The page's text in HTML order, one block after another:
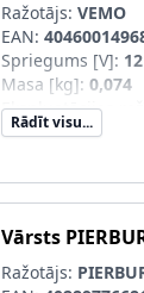
Ražotājs: VEMO
EAN:
Spriegums [V]: 12
Masa [kg]: 0,074
Ekspluatācijas
Vārsta veids:
Spraudkontaktu
Rādīt visu...
Vārsts
Ražotājs: